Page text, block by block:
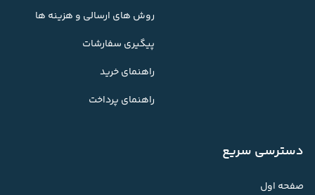
روش های ارسالی و هزینه ها
پیگیری سفارشات
راهنمای خرید
راهنمای پرداخت
دسترسی سریع
صفحه اول